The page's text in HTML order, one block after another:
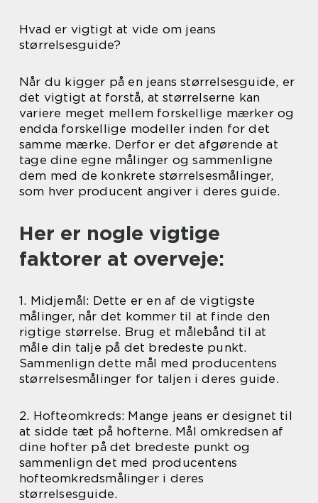
Hvad er vigtigt at vide om jeans
størrelsesguide?
Når du kigger på en jeans størrelsesguide, er
det vigtigt at forstå, at størrelserne kan
variere meget mellem forskellige mærker og
endda forskellige modeller inden for det
samme mærke. Derfor er det afgørende at
tage dine egne målinger og sammenligne
dem med de konkrete størrelsesmålinger,
som hver producent angiver i deres guide.
Her er nogle vigtige
faktorer at overveje:
1. Midjemål: Dette er en af de vigtigste
målinger, når det kommer til at finde den
rigtige størrelse. Brug et målebånd til at
måle din talje på det bredeste punkt.
Sammenlign dette mål med producentens
størrelsesmålinger for taljen i deres guide.
2. Hofteomkreds: Mange jeans er designet til
at sidde tæt på hofterne. Mål omkredsen af
dine hofter på det bredeste punkt og
sammenlign det med producentens
hofteomkredsmålinger i deres
størrelsesguide.